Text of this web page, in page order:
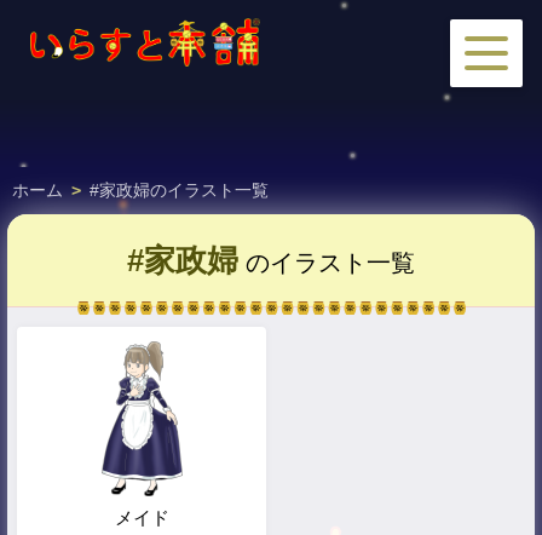
ホーム > #家政婦のイラスト一覧
#家政婦 のイラスト一覧
メイド